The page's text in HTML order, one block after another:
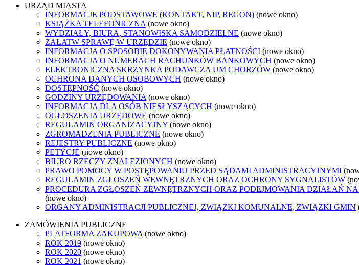
URZĄD MIASTA
INFORMACJE PODSTAWOWE (KONTAKT, NIP, REGON) (nowe okno)
KSIĄŻKA TELEFONICZNA (nowe okno)
WYDZIAŁY, BIURA, STANOWISKA SAMODZIELNE (nowe okno)
ZAŁATW SPRAWĘ W URZĘDZIE (nowe okno)
INFORMACJA O SPOSOBIE DOKONYWANIA PŁATNOŚCI (nowe okno)
INFORMACJA O NUMERACH RACHUNKÓW BANKOWYCH (nowe okno)
ELEKTRONICZNA SKRZYNKA PODAWCZA UM CHORZÓW (nowe okno)
OCHRONA DANYCH OSOBOWYCH (nowe okno)
DOSTĘPNOŚĆ (nowe okno)
GODZINY URZĘDOWANIA (nowe okno)
INFORMACJA DLA OSÓB NIESŁYSZĄCYCH (nowe okno)
OGŁOSZENIA URZĘDOWE (nowe okno)
REGULAMIN ORGANIZACYJNY (nowe okno)
ZGROMADZENIA PUBLICZNE (nowe okno)
REJESTRY PUBLICZNE (nowe okno)
PETYCJE (nowe okno)
BIURO RZECZY ZNALEZIONYCH (nowe okno)
PRAWO POMOCY W POSTĘPOWANIU PRZED SĄDAMI ADMINISTRACYJNYMI
REGULAMIN ZGŁOSZEŃ WEWNĘTRZNYCH ORAZ OCHRONY SYGNALISTÓW
PROCEDURA ZGŁOSZEŃ ZEWNĘTRZNYCH ORAZ PODEJMOWANIA DZIAŁAŃ
(nowe okno)
ORGANY ADMINISTRACJI PUBLICZNEJ, ZWIĄZKI KOMUNALNE, ZWIĄZKI GMIN
ZAMÓWIENIA PUBLICZNE
PLATFORMA ZAKUPOWA (nowe okno)
ROK 2019 (nowe okno)
ROK 2020 (nowe okno)
ROK 2021 (nowe okno)